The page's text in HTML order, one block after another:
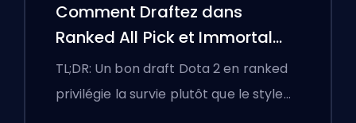
Comment Draftez dans
Ranked All Pick et Immortal
Draft
TL;DR: Un bon draft Dota 2 en ranked
privilégie la survie plutôt que le style…